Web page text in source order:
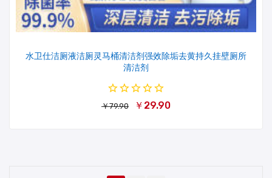
水卫仕洁厕液洁厕灵马桶清洁剂强效除垢去黄持久挂壁厕所
清洁剂
￥79.90 ￥29.90